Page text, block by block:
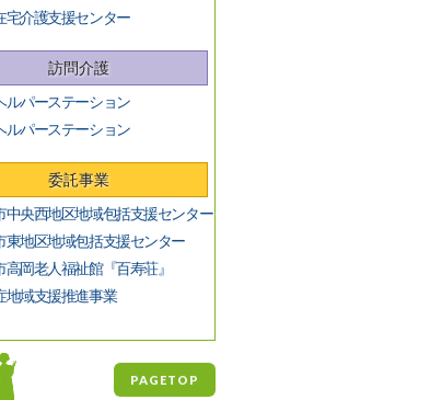
宅介護支援センター
訪問介護
ルパーステーション
ルパーステーション
委託事業
中央西地区地域包括支援センター
東地区地域包括支援センター
高岡老人福祉館『百寿荘』
地域支援推進事業
PAGETOP